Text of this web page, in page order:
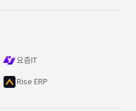
요즘IT
Rise ERP